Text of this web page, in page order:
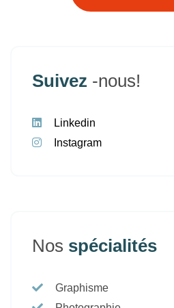
Suivez -nous!
Linkedin
Instagram
Nos spécialités
Graphisme